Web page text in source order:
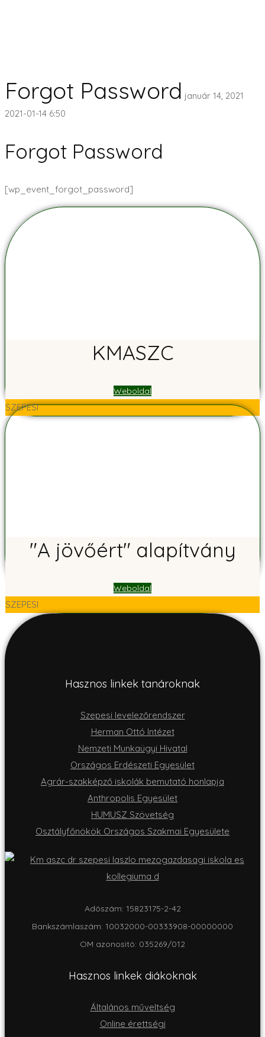
Forgot Password január 14, 2021
2021-01-14 6:50
Forgot Password
[wp_event_forgot_password]
KMASZC
Weboldal
SZEPESI
"A jövőért" alapítvány
Weboldal
SZEPESI
Hasznos linkek tanároknak
Szepesi levelezőrendszer
Herman Ottó Intézet
Nemzeti Munkaügyi Hivatal
Országos Erdészeti Egyesület
Agrár-szakképző iskolák bemutató honlapja
Anthropolis Egyesület
HUMUSZ Szövetség
Osztályfőnökök Országos Szakmai Egyesülete
Adószám: 15823175-2-42
Bankszámlaszám: 10032000-00333908-00000000
OM azonositó: 035269/012
Hasznos linkek diákoknak
Általános műveltség
Online érettségi